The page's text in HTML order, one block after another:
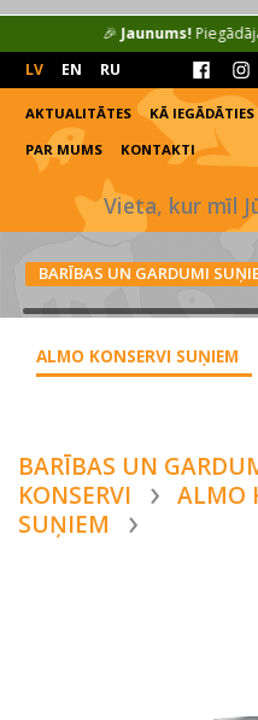
Jaunums!
LV EN RU
AKTUALITĀTES KĀ IEGĀDĀTIES
PAR MUMS
KONTAKTI
Vieta, kur mīl
BARĪBAS UN GARDUMI
ALMO KONSERVI SUŅIEM
BARĪBAS UN
KONSERVI
ALMO
SUŅIEM